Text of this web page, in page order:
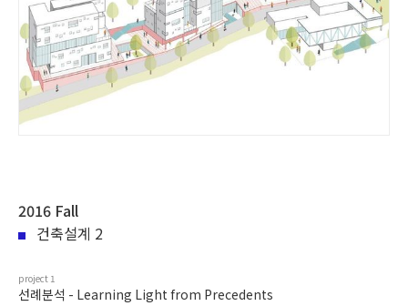
2016 Fall
건축설계 2
project 1
선례분석 - Learning Light from Precedents